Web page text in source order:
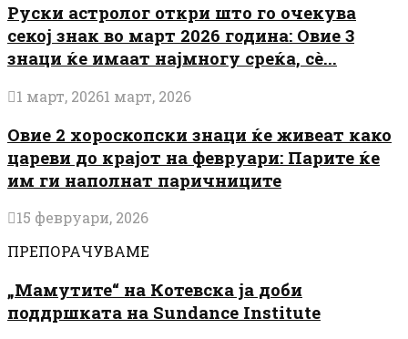
Руски астролог откри што го очекува
секој знак во март 2026 година: Овие 3
знаци ќе имаат најмногу среќа, сè...
1 март, 20261 март, 2026
Овие 2 хороскопски знаци ќе живеат како
цареви до крајот на февруари: Парите ќе
им ги наполнат паричниците
15 февруари, 2026
ПРЕПОРАЧУВАМЕ
„Мамутите“ на Котевска ја доби
поддршката на Sundance Institute